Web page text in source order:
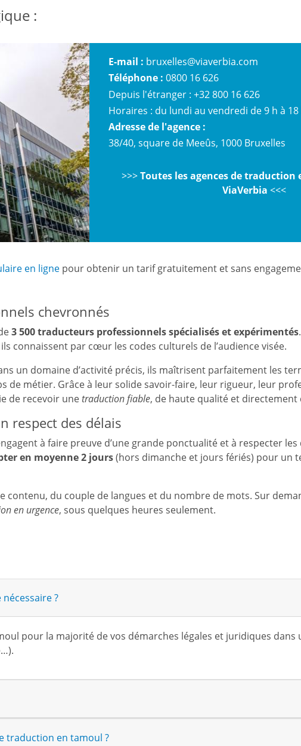
:
E-mail : bruxelles@viaverbia.com
Téléphone : 0800 16 626
Depuis l'étranger : +32 800 16 626
Horaires : du lundi au vendredi de 9 h à 18
Adresse de l'agence :
38/40, square de Meeûs, 1000 Bruxelles
>>>Toutes les agences de
ViaVerbia <<<
en ligne pour obtenir un tarif gratuitement et sans
chevronnés
3 500 traducteurs professionnels spécialisés et expérimentés
connaissent par cœur les codes culturels de l’audience visée.
un domaine d’activité précis, ils maîtrisent parfaitement les
de métier. Grâce à leur solide savoir-faire, leur rigueur, leur
de recevoir unetraduction fiable, de haute qualité et directement
respect des délais
à faire preuve d’une grande ponctualité et à respecter les
en moyenne 2 jours(hors dimanche et jours fériés) pour un
contenu, du couple de langues et du nombre de mots. Sur
en urgence, sous quelques heures seulement.
?
pour la majorité de vos démarches légales et juridiques
traduction en tamoul ?